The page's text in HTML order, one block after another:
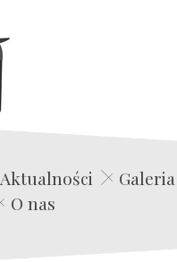
Edwin Film Agencja Aktorska
Aktualności
Galeria
O nas